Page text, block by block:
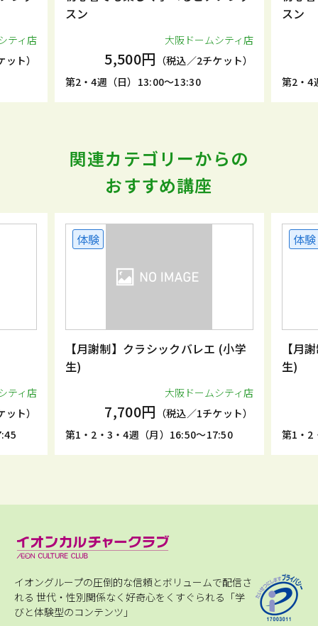
ティ店
ト）
スン
大阪ドームシティ店
5,500円 （税込／2チケット）
第2・4週（日）13:00～13:30
スン
第2・4
関連カテゴリーからの
おすすめ講座
ティ店
ト）
体験
【月謝制】クラシックバレエ (小学
生)
大阪ドームシティ店
7,700円 （税込／1チケット）
第1・2・3・4週（月）16:50～17:50
体験
【月
生)
第1・2
イオングループの圧倒的な信頼とボリュームで配信さ
れる 世代・性別関係なく好奇心をくすぐられる「学
びと体験型のコンテンツ」